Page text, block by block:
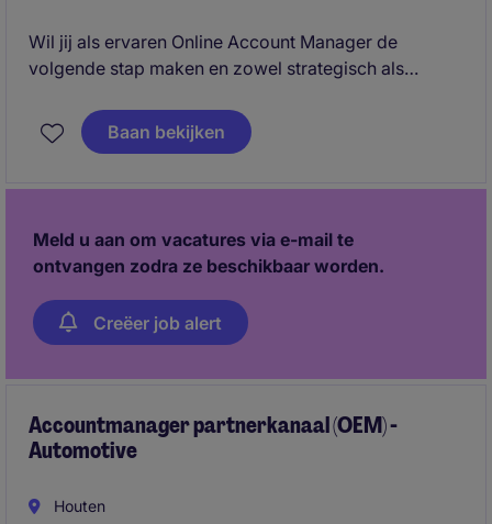
Wil jij als ervaren Online Account Manager de
volgende stap maken en zowel strategisch als
sterk consumentenmerk binnen Europa? Voor
Smartwares Group zijn wij op zoek naar een Online
Baan bekijken
Meld u aan om vacatures via e-mail te
ontvangen zodra ze beschikbaar worden.
Creëer job alert
Accountmanager partnerkanaal (OEM) -
Automotive
Houten